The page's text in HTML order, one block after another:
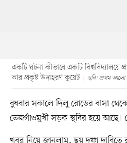
একটি ঘটনা কীভাবে একটি
তার প্রকৃষ্ট উদাহরণ কুয়েট
ছবি: প্রথম আলো
বুধবার সকালে দিলু রোডের বাসা
তেজগাঁওমুখী সড়ক স্থবির হয়ে আছে।
খবর নিয়ে জানলাম, ছয় দফা দাবিতে